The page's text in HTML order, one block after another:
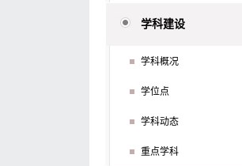
学科建设
学科概况
学位点
学科动态
重点学科